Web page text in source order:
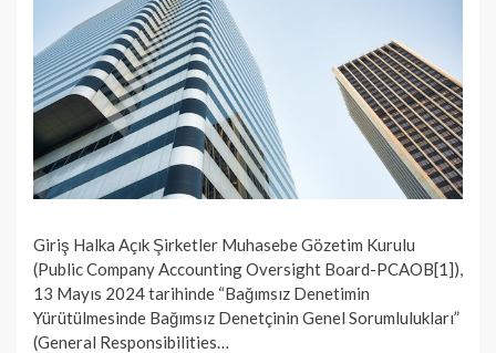
Giriş Halka Açık Şirketler Muhasebe Gözetim Kurulu
(Public Company Accounting Oversight Board-PCAOB[1]),
13 Mayıs 2024 tarihinde “Bağımsız Denetimin
Yürütülmesinde Bağımsız Denetçinin Genel Sorumlulukları”
(General Responsibilities…